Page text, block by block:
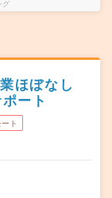
グ
ほぼなし
ート
ト